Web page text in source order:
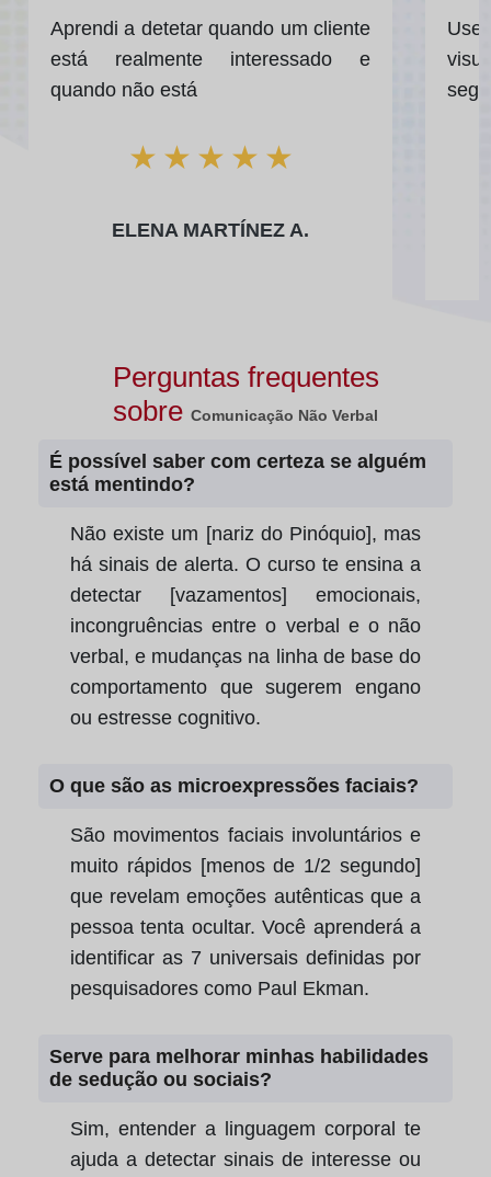
Aprendi a detetar quando um cliente
está realmente interessado e
quando não está
★ ★ ★ ★ ★
ELENA MARTÍNEZ A.
Perguntas frequentes
sobre Comunicação Não Verbal
É possível saber com certeza se alguém
está mentindo?
Não existe um [nariz do Pinóquio], mas
há sinais de alerta. O curso te ensina a
detectar [vazamentos] emocionais,
incongruências entre o verbal e o não
verbal, e mudanças na linha de base do
comportamento que sugerem engano
ou estresse cognitivo.
O que são as microexpressões faciais?
São movimentos faciais involuntários e
muito rápidos [menos de 1/2 segundo]
que revelam emoções autênticas que a
pessoa tenta ocultar. Você aprenderá a
identificar as 7 universais definidas por
pesquisadores como Paul Ekman.
Serve para melhorar minhas habilidades
de sedução ou sociais?
Sim, entender a linguagem corporal te
ajuda a detectar sinais de interesse ou